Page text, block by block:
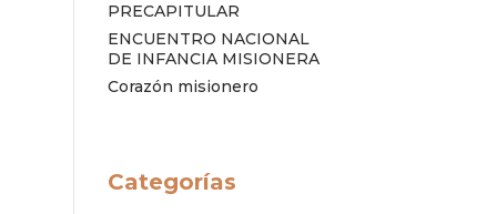
PRECAPITULAR
ENCUENTRO NACIONAL
DE INFANCIA MISIONERA
Corazón misionero
Categorías